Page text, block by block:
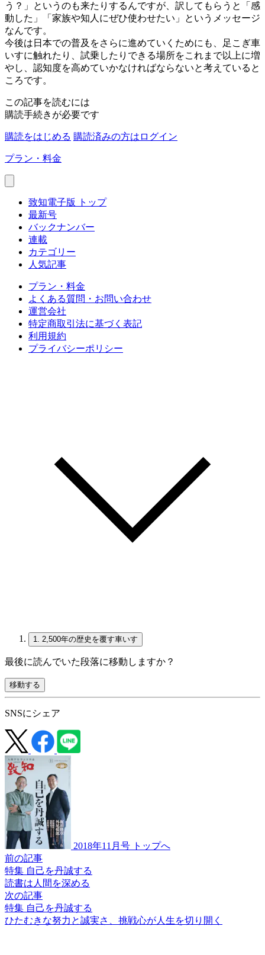
う？」というのも来たりするんですが、訳してもらうと「感
動した」「家族や知人にぜひ使わせたい」というメッセージ
なんです。
今後は日本での普及をさらに進めていくためにも、足こぎ車
いすに触れたり、試乗したりできる場所をこれまで以上に増
やし、認知度を高めていかなければならないと考えていると
ころです。
この記事を読むには
購読手続きが必要です
購読をはじめる 購読済みの方はログイン
プラン・料金
致知電子版 トップ
最新号
バックナンバー
連載
カテゴリー
人気記事
プラン・料金
よくある質問・お問い合わせ
運営会社
特定商取引法に基づく表記
利用規約
プライバシーポリシー
1. 2,500年の歴史を覆す車いす
最後に読んでいた段落に移動しますか？
移動する
SNSにシェア
2018年11月号 トップへ
前の記事
特集 自己を丹誠する
読書は人間を深める
次の記事
特集 自己を丹誠する
ひたむきな努力と誠実さ、 挑戦心が人生を切り開く